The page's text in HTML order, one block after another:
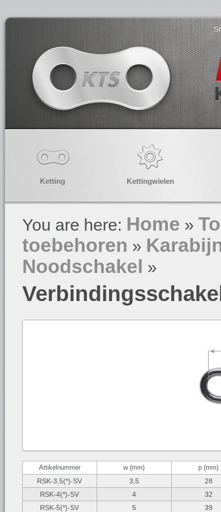
Ketting Kettingwielen
You are here: Home »
toebehoren »
Noodschakel »
Artikelnummer w (mm) p (mm)
RSK-3,5(*)-SV 3,5
28
RSK-4(*)-SV
4
32
RSK-5(*)-SV
5
39